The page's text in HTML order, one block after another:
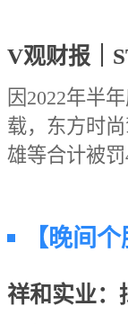
V观财报｜
因2022年半
载，东方时
雄等合计被罚
【晚间
祥和实业：